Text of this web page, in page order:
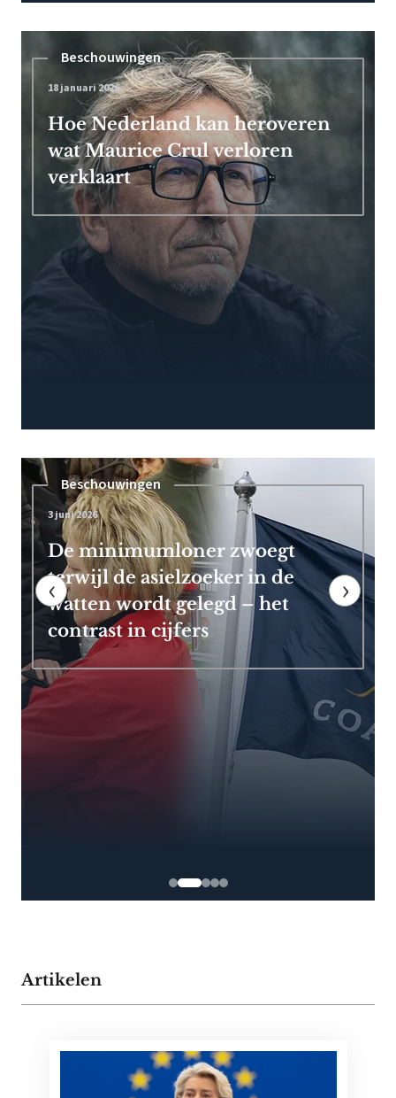
Beschouwingen
18 januari 2026
Hoe Nederland kan heroveren
wat Maurice Crul verloren
verklaart
Pensioen
7 mei 2026
Frans Timmermans kan vroeg
met pensioen dankzij royale
EU-uitkering
‹ ›
Artikelen